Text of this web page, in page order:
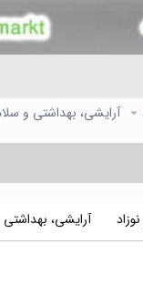
آرایشی، بهداشتی و
آرایشی،